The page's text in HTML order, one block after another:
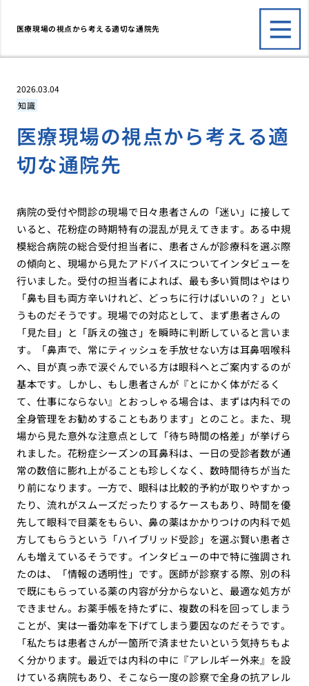
医療現場の視点から考える適切な通院先
2026.03.04
知識
医療現場の視点から考える適
切な通院先
病院の受付や問診の現場で日々患者さんの「迷い」に接して
いると、花粉症の時期特有の混乱が見えてきます。ある中規
模総合病院の総合受付担当者に、患者さんが診療科を選ぶ際
の傾向と、現場から見たアドバイスについてインタビューを
行いました。受付の担当者によれば、最も多い質問はやはり
「鼻も目も両方辛いけれど、どっちに行けばいいの？」とい
うものだそうです。現場での対応として、まず患者さんの
「見た目」と「訴えの強さ」を瞬時に判断していると言いま
す。「鼻声で、常にティッシュを手放せない方は耳鼻咽喉科
へ、目が真っ赤で涙ぐんでいる方は眼科へとご案内するのが
基本です。しかし、もし患者さんが『とにかく体がだるく
て、仕事にならない』とおっしゃる場合は、まずは内科での
全身管理をお勧めすることもあります」とのこと。また、現
場から見た意外な注意点として「待ち時間の格差」が挙げら
れました。花粉症シーズンの耳鼻科は、一日の受診者数が通
常の数倍に膨れ上がることも珍しくなく、数時間待ちが当た
り前になります。一方で、眼科は比較的予約が取りやすかっ
たり、流れがスムーズだったりするケースもあり、時間を優
先して眼科で目薬をもらい、鼻の薬はかかりつけの内科で処
方してもらうという「ハイブリッド受診」を選ぶ賢い患者さ
んも増えているそうです。インタビューの中で特に強調され
たのは、「情報の透明性」です。医師が診察する際、別の科
で既にもらっている薬の内容が分からないと、最適な処方が
できません。お薬手帳を持たずに、複数の科を回ってしまう
ことが、実は一番効率を下げてしまう要因なのだそうです。
「私たちは患者さんが一箇所で済ませたいという気持ちもよ
く分かります。最近では内科の中に『アレルギー外来』を設
けている病院もあり、そこなら一度の診察で全身の抗アレル